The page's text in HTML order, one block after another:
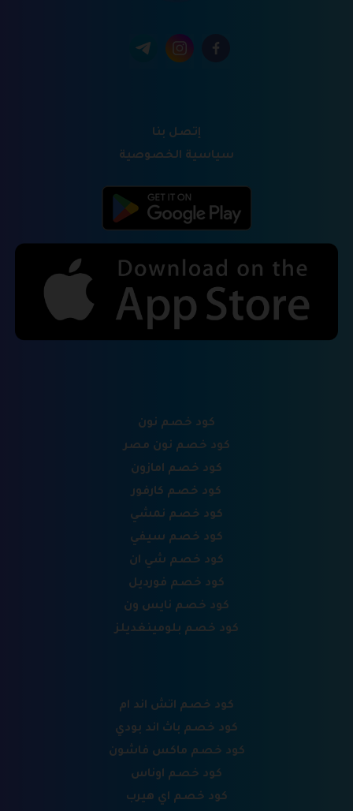
إتصل بنا
سياسية الخصوصية
كود خصم نون
كود خصم نون مصر
كود خصم امازون
كود خصم كارفور
كود خصم نمشي
كود خصم سيفي
كود خصم شي ان
كود خصم فورديل
كود خصم نايس ون
كود خصم بلومينغديلز
كود خصم اتش اند ام
كود خصم باث اند بودي
كود خصم ماكس فاشون
كود خصم اوناس
كود خصم اي هيرب